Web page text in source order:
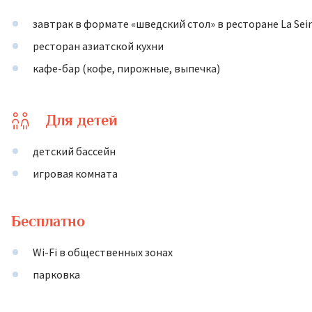
завтрак в формате «шведский стол» в ресторане La
ресторан азиатской кухни
кафе-бар (кофе, пирожные, выпечка)
Для детей
детский бассейн
игровая комната
Бесплатно
Wi-Fi в общественных зонах
парковка